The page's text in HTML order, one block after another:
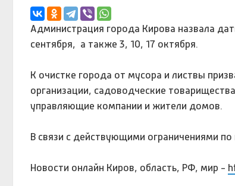
Администрация города Кирова назвала
сентября, а также 3, 10, 17 октября.
К очистке города от мусора и листвы
организации, садоводческие
управляющие компании и жители домов.
В связи с действующими ограничениями
Новости онлайн Киров, область, РФ, мир -